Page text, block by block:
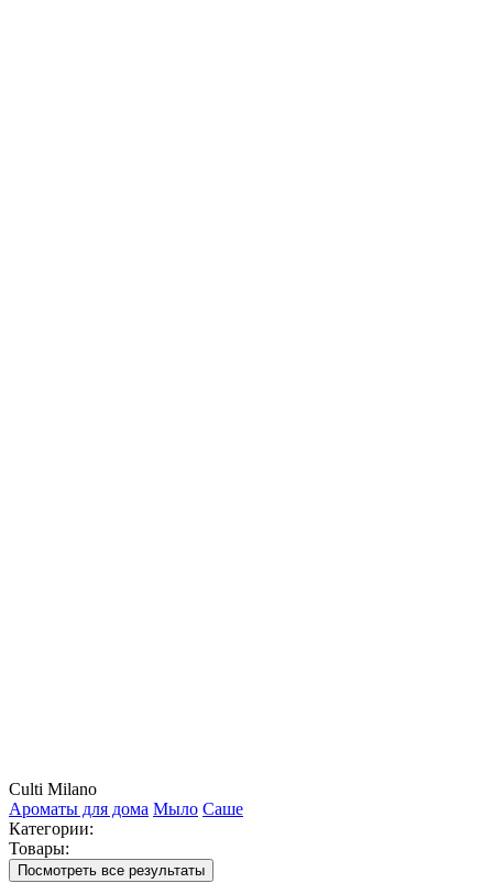
Culti Milano
Ароматы для дома Мыло Саше
Категории:
Товары:
Посмотреть все результаты